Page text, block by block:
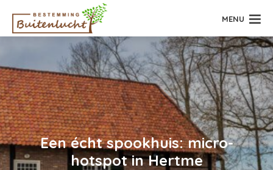
MENU
Een écht spookhuis: micro-
hotspot in Hertme